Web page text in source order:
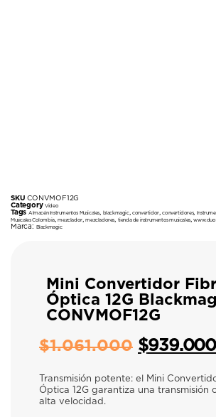
SKUCONVMOF12G
Category Video
Tags Almacén Instrumentos Musicales blackmagic,convertidor,convertidores,
Musicales Colombia,mezclador,mezcladores tienda de instrumentos musicales,
Marca: Blackmagic
Mini Convertidor
Óptica 12G
CONVMOF12G
$1.061.000 $939.000
Transmisión potente: el Mini
Óptica 12G garantiza una transmisión
alta velocidad.